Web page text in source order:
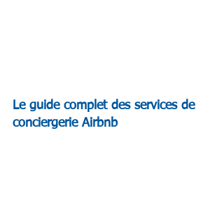
Le guide complet des services de
conciergerie Airbnb